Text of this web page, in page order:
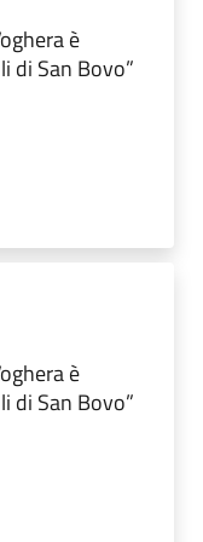
è
di San Bovo”
è
di San Bovo”